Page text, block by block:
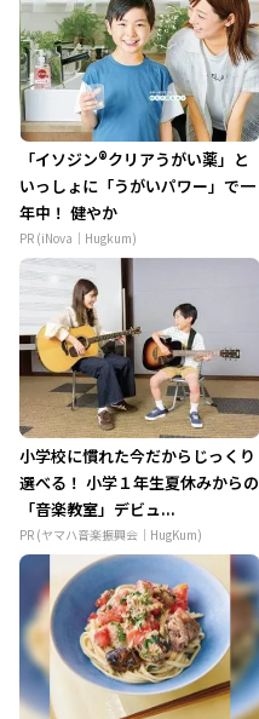
「イソジン®クリアうがい薬」と
いっしょに「うがいパワー」で一
年中！ 健やか
PR (iNova｜Hugkum)
小学校に慣れた今だからじっくり
選べる！ 小学１年生夏休みからの
「音楽教室」デビュ...
PR (ヤマハ音楽振興会｜HugKum)